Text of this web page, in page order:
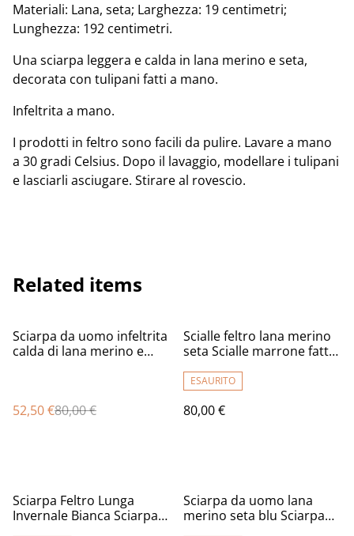
Materiali: Lana, seta; Larghezza: 19 centimetri;
Lunghezza: 192 centimetri.
Una sciarpa leggera e calda in lana merino e seta,
decorata con tulipani fatti a mano.
Infeltrita a mano.
I prodotti in feltro sono facili da pulire. Lavare a mano
a 30 gradi Celsius. Dopo il lavaggio, modellare i tulipani
e lasciarli asciugare. Stirare al rovescio.
Related items
%
Sciarpa da uomo infeltrita
calda di lana merino e
52,50 €80,00 €
Scialle feltro lana merino
seta Scialle marrone fatto
Infeltrimento per donna
ESAURITO
80,00 €
Sciarpa Feltro Lunga
Invernale Bianca Sciarpa
%
Sciarpa da uomo lana
merino seta blu Sciarpa